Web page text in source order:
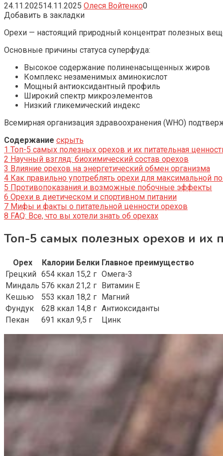
24.11.202514.11.2025 Олеся Войтенко0
Добавить в закладки
Орехи — настоящий природный концентрат полезных
Основные причины статуса суперфуда:
Высокое содержание полиненасыщенных жиров
Комплекс незаменимых аминокислот
Мощный антиоксидантный профиль
Широкий спектр микроэлементов
Низкий гликемический индекс
Всемирная организация здравоохранения (WHO)
Содержание скрыть
1 Топ-5 самых полезных орехов и их питательная
2 Научный взгляд: биохимический состав орехов
3 Влияние орехов на энергетический обмен организма
4 Как правильно употреблять орехи для максимальной
5 Противопоказания и возможные побочные эффекты
6 Орехи в диетическом и спортивном питании
7 Мифы и факты о питательной ценности орехов
8 FAQ: Все, что вы хотели знать об орехах
Топ-5 самых полезных орехов и их
Орех Калории Белки Главное преимущество
Грецкий 654 ккал 15,2 г Омега-3
Миндаль 576 ккал 21,2 г Витамин Е
Кешью
553 ккал 18,2 г Магний
Фундук
628 ккал 14,8 г Антиоксиданты
Пекан
691 ккал 9,5 г Цинк